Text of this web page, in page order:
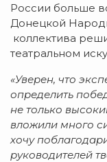
России больше
Донецкой
коллектива
театральном
«Уверен, что
определить
не только
вложили много
хочу
руководителей